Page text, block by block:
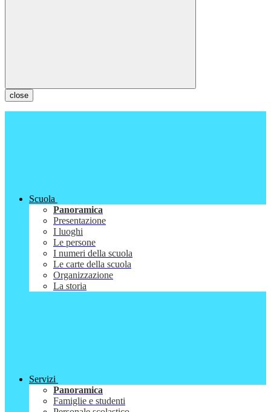
close
Scuola
Panoramica
Presentazione
I luoghi
Le persone
I numeri della scuola
Le carte della scuola
Organizzazione
La storia
Servizi
Panoramica
Famiglie e studenti